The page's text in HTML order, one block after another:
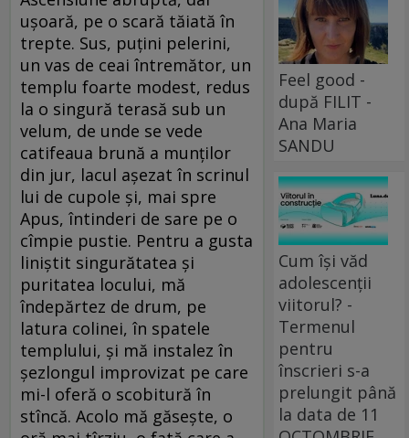
uşoară, pe o scară tăiată în
trepte. Sus, puţini pelerini,
un vas de ceai întremător, un
templu foarte modest, redus
la o singură terasă sub un
velum, de unde se vede
catifeaua brună a munţilor
din jur, lacul aşezat în scrinul
lui de cupole şi, mai spre
Apus, întinderi de sare pe o
cîmpie pustie. Pentru a gusta
liniştit singurătatea şi
puritatea locului, mă
îndepărtez de drum, pe
latura colinei, în spatele
templului, şi mă instalez în
şezlongul improvizat pe care
mi-l oferă o scobitură în
stîncă. Acolo mă găseşte, o
Feel good -
după FILIT -
Ana Maria
SANDU
Cum își văd
adolescenții
viitorul? -
Termenul
pentru
înscrieri s-a
prelungit până
la data de 11